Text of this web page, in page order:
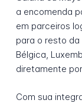
a encomenda
em parceiros
para o resto da
Bélgica,
diretamente
Com sua